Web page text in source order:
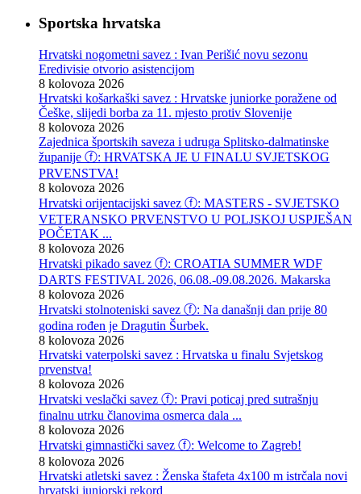
Sportska hrvatska
Hrvatski nogometni savez : Ivan Perišić novu sezonu
Eredivisie otvorio asistencijom
8 kolovoza 2026
Hrvatski košarkaški savez : Hrvatske juniorke poražene od
Češke, slijedi borba za 11. mjesto protiv Slovenije
8 kolovoza 2026
Zajednica športskih saveza i udruga Splitsko-dalmatinske
županije ⓕ: HRVATSKA JE U FINALU SVJETSKOG
PRVENSTVA!
8 kolovoza 2026
Hrvatski orijentacijski savez ⓕ: MASTERS - SVJETSKO
VETERANSKO PRVENSTVO U POLJSKOJ USPJEŠAN
POČETAK ...
8 kolovoza 2026
Hrvatski pikado savez ⓕ: CROATIA SUMMER WDF
DARTS FESTIVAL 2026, 06.08.-09.08.2026. Makarska
8 kolovoza 2026
Hrvatski stolnoteniski savez ⓕ: Na današnji dan prije 80
godina rođen je Dragutin Šurbek.
8 kolovoza 2026
Hrvatski vaterpolski savez : Hrvatska u finalu Svjetskog
prvenstva!
8 kolovoza 2026
Hrvatski veslački savez ⓕ: Pravi poticaj pred sutrašnju
finalnu utrku članovima osmerca dala ...
8 kolovoza 2026
Hrvatski gimnastički savez ⓕ: Welcome to Zagreb!
8 kolovoza 2026
Hrvatski atletski savez : Ženska štafeta 4x100 m istrčala novi
hrvatski juniorski rekord